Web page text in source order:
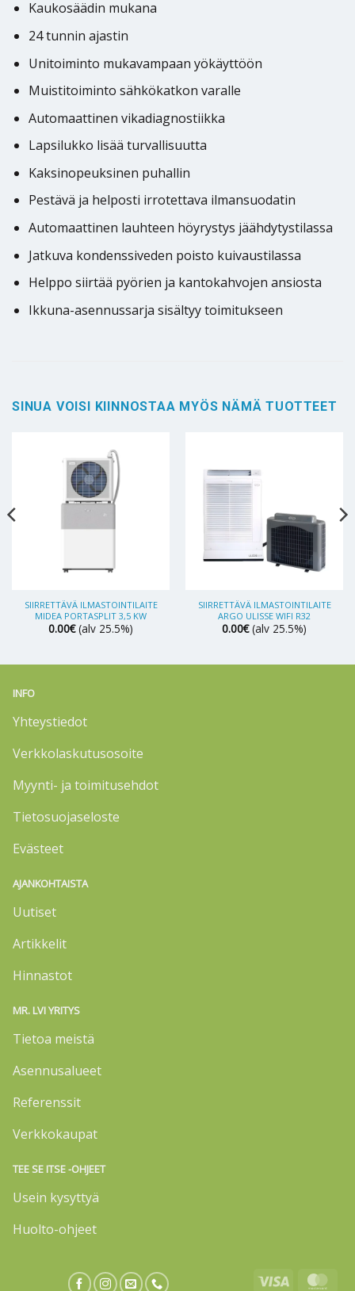
Kaukosäädin mukana
24 tunnin ajastin
Unitoiminto mukavampaan yökäyttöön
Muistitoiminto sähkökatkon varalle
Automaattinen vikadiagnostiikka
Lapsilukko lisää turvallisuutta
Kaksinopeuksinen puhallin
Pestävä ja helposti irrotettava ilmansuodatin
Automaattinen lauhteen höyrystys jäähdytystilassa
Jatkuva kondenssiveden poisto kuivaustilassa
Helppo siirtää pyörien ja kantokahvojen ansiosta
Ikkuna-asennussarja sisältyy toimitukseen
SINUA VOISI KIINNOSTAA MYÖS NÄMÄ TUOTTEET
SIIRRETTÄVÄ ILMASTOINTILAITE
MIDEA PORTASPLIT 3,5 KW
0.00€ (alv 25.5%)
SIIRRETTÄVÄ ILMASTOINTILAITE
ARGO ULISSE WIFI R32
0.00€ (alv 25.5%)
INFO
Yhteystiedot
Verkkolaskutusosoite
Myynti- ja toimitusehdot
Tietosuojaseloste
Evästeet
AJANKOHTAISTA
Uutiset
Artikkelit
Hinnastot
MR. LVI YRITYS
Tietoa meistä
Asennusalueet
Referenssit
Verkkokaupat
TEE SE ITSE -OHJEET
Usein kysyttyä
Huolto-ohjeet
Visa